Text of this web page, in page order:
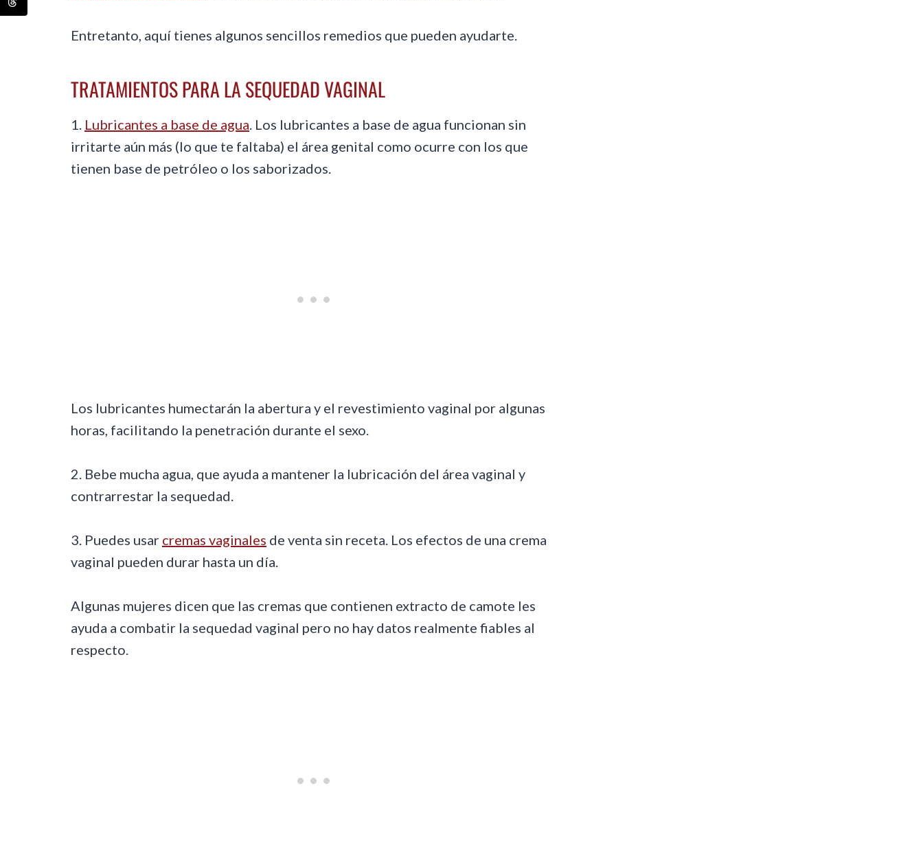
Entretanto, aquí tienes algunos sencillos remedios que pueden ayudarte.
TRATAMIENTOS PARA LA SEQUEDAD VAGINAL
1. Lubricantes a base de agua. Los lubricantes a base de agua funcionan sin
irritarte aún más (lo que te faltaba) el área genital como ocurre con los que
tienen base de petróleo o los saborizados.
Los lubricantes humectarán la abertura y el revestimiento vaginal por algunas
horas, facilitando la penetración durante el sexo.
2. Bebe mucha agua, que ayuda a mantener la lubricación del área vaginal y
contrarrestar la sequedad.
3. Puedes usar cremas vaginales de venta sin receta. Los efectos de una crema
vaginal pueden durar hasta un día.
Algunas mujeres dicen que las cremas que contienen extracto de camote les
ayuda a combatir la sequedad vaginal pero no hay datos realmente fiables al
respecto.